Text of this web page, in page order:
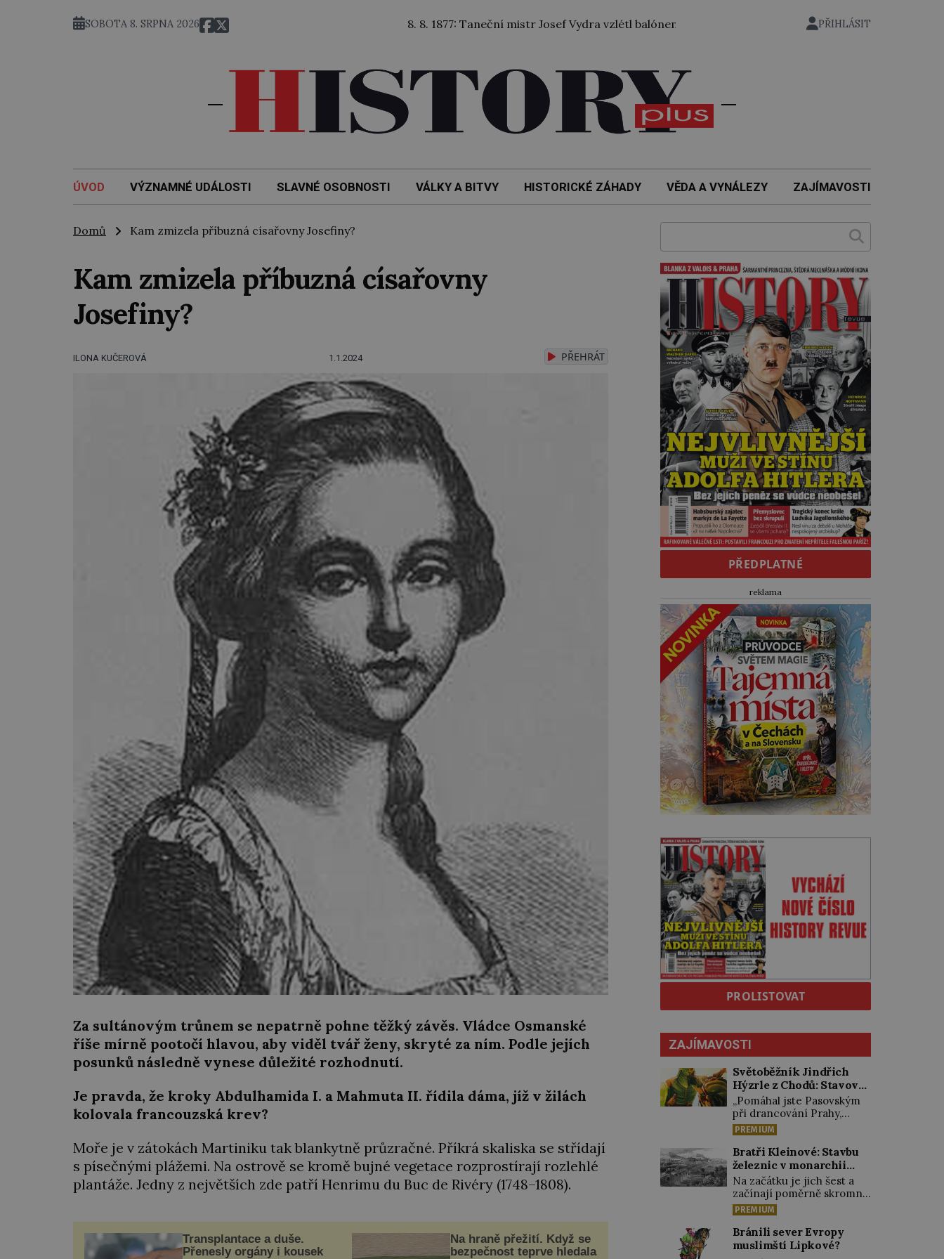
SOBOTA 8. SRPNA 2026 8. 8. 1877: Taneční mistr Josef Vydra vzlétl balónem ze zahrady nuselského pivovaru a stal se tak prvním
PŘIHLÁSIT
ÚVOD VÝZNAMNÉ UDÁLOSTI SLAVNÉ OSOBNOSTI VÁLKY A BITVY HISTORICKÉ ZÁHADY VĚDA A VYNÁLEZY ZAJÍMAVOSTI
Domů Kam zmizela příbuzná císařovny Josefiny?
Kam zmizela příbuzná císařovny
Josefiny?
ILONA KUČEROVÁ 1.1.2024 PŘEHRÁT
Za sultánovým trůnem se nepatrně pohne těžký závěs. Vládce Osmanské
říše mírně pootočí hlavou, aby viděl tvář ženy, skryté za ním. Podle jejích
posunků následně vynese důležité rozhodnutí.
Je pravda, že kroky Abdulhamida I. a Mahmuta II. řídila dáma, jíž v žilách
kolovala francouzská krev?
Moře je v zátokách Martiniku tak blankytně průzračné. Příkrá skaliska se střídají
s písečnými plážemi. Na ostrově se kromě bujné vegetace rozprostírají rozlehlé
plantáže. Jedny z největších zde patří Henrimu du Buc de Rivéry (1748–1808).
Transplantace a duše.
Přenesly orgány i kousek
Na hraně přežití. Když se
bezpečnost teprve hledala
PŘEDPLATNÉ
reklama
PROLISTOVAT
ZAJÍMAVOSTI
Světoběžník Jindřich
Hýzrle z Chodů: Stavové
ho měli za zrádce
„Pomáhal jste Pasovským
při drancování Prahy,
zradil jste nás!“ nařknou
čeští stavové hlavního
zbrojmistra zemské
hotovosti. Jindřich se však
zastrašit nenechá.
Zachová chladnou hlavu a
trestu unikne. Nicméně
cejchu zrádce se už
nezbaví… Tři roky stačily!
Škola pro něj není.
Jindřich Michal Hýzrle z
PREMIUM
Bratři Kleinové: Stavbu
železnic v monarchii
ovládli samouci
Na začátku je jich šest a
začínají poměrně skromně,
úpravami zahrad, rybníků a
parků. Postupně si ale
troufnou i na stavbu
železnic. Během 40 let
PREMIUM
Bránili sever Evropy
muslimští Lipkové?